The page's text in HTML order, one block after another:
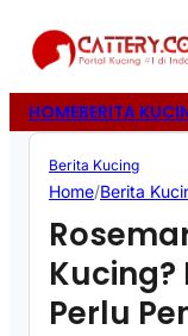
HOMEBERITA
Berita Kucing
Home/Berita
Kucing?
Perlu